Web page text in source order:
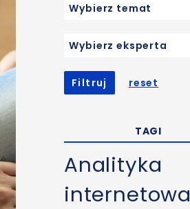
Wybierz temat
Wybierz eksperta
Filtruj reset
TAGI
Analityka
internetowa